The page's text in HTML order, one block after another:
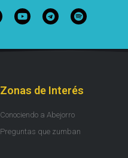
Zonas de Interés
Conociendo a Abejorro
Preguntas que zumban